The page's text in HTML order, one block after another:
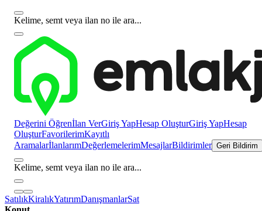
Kelime, semt veya ilan no ile ara...
Değerini Öğrenİlan VerGiriş YapHesap OluşturGiriş YapHesap
OluşturFavorilerimKayıtlı
AramalarİlanlarımDeğerlemelerimMesajlarBildirimler Geri Bildirim
Kelime, semt veya ilan no ile ara...
SatılıkKiralıkYatırımDanışmanlarSat